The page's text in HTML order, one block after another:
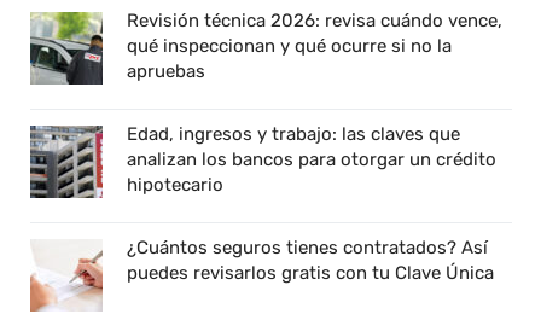
Revisión técnica 2026: revisa cuándo vence,
qué inspeccionan y qué ocurre si no la
apruebas
Edad, ingresos y trabajo: las claves que
analizan los bancos para otorgar un crédito
hipotecario
¿Cuántos seguros tienes contratados? Así
puedes revisarlos gratis con tu Clave Única